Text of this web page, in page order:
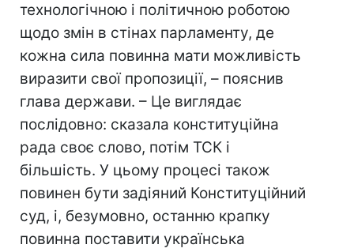
технологічною і політичною роботою
щодо змін в стінах парламенту, де
кожна сила повинна мати можливість
виразити свої пропозиції, – пояснив
глава держави. – Це виглядає
послідовно: сказала конституційна
рада своє слово, потім ТСК і
більшість. У цьому процесі також
повинен бути задіяний Конституційний
суд, і, безумовно, останню крапку
повинна поставити українська